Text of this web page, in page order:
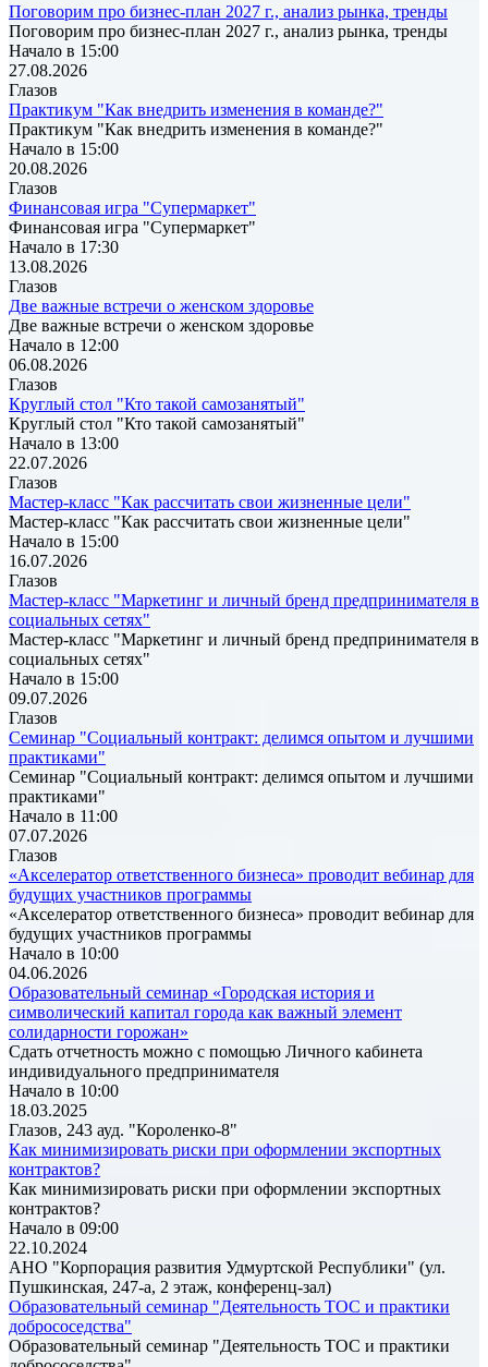
Поговорим про бизнес-план 2027 г., анализ рынка, тренды
Поговорим про бизнес-план 2027 г., анализ рынка, тренды
Начало в 15:00
27.08.2026
Глазов
Практикум "Как внедрить изменения в команде?"
Практикум "Как внедрить изменения в команде?"
Начало в 15:00
20.08.2026
Глазов
Финансовая игра "Супермаркет"
Финансовая игра "Супермаркет"
Начало в 17:30
13.08.2026
Глазов
Две важные встречи о женском здоровье
Две важные встречи о женском здоровье
Начало в 12:00
06.08.2026
Глазов
Круглый стол "Кто такой самозанятый"
Круглый стол "Кто такой самозанятый"
Начало в 13:00
22.07.2026
Глазов
Мастер-класс "Как рассчитать свои жизненные цели"
Мастер-класс "Как рассчитать свои жизненные цели"
Начало в 15:00
16.07.2026
Глазов
Мастер-класс "Маркетинг и личный бренд предпринимателя в
социальных сетях"
Мастер-класс "Маркетинг и личный бренд предпринимателя в
социальных сетях"
Начало в 15:00
09.07.2026
Глазов
Семинар "Социальный контракт: делимся опытом и лучшими
практиками"
Семинар "Социальный контракт: делимся опытом и лучшими
практиками"
Начало в 11:00
07.07.2026
Глазов
«Акселератор ответственного бизнеса» проводит вебинар для
будущих участников программы
«Акселератор ответственного бизнеса» проводит вебинар для
будущих участников программы
Начало в 10:00
04.06.2026
Образовательный семинар «Городская история и
символический капитал города как важный элемент
солидарности горожан»
Сдать отчетность можно с помощью Личного кабинета
индивидуального предпринимателя
Начало в 10:00
18.03.2025
Глазов, 243 ауд. "Короленко-8"
Как минимизировать риски при оформлении экспортных
контрактов?
Как минимизировать риски при оформлении экспортных
контрактов?
Начало в 09:00
22.10.2024
АНО "Корпорация развития Удмуртской Республики" (ул.
Пушкинская, 247-а, 2 этаж, конференц-зал)
Образовательный семинар "Деятельность ТОС и практики
добрососедства"
Образовательный семинар "Деятельность ТОС и практики